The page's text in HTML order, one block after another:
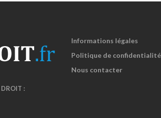
DROIT :
Informations légales
Politique de confidentialité
Nous contacter